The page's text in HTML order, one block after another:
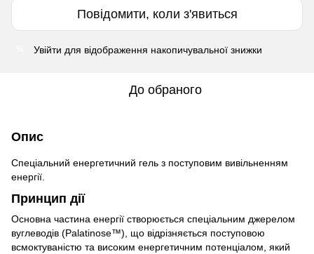
Повідомити, коли з'явиться
Увійти для відображення накопичувальної знижки
До обраного
Опис
Спеціальний енергетичний гель з поступовим вивільненням
енергії.
Принцип дії
Основна частина енергії створюється спеціальним джерелом
вуглеводів (Palatinose™), що відрізняється поступовою
всмоктуваністю та високим енергетичним потенціалом, який